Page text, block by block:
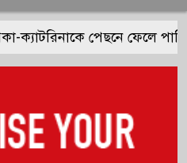
ক্যাটরিনাকে পেছনে ফেলে